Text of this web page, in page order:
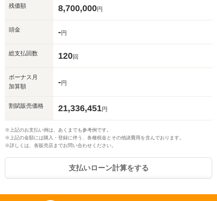
残価額 8,700,000円
頭金 -円
総支払回数 120回
ボーナス月
加算額
-円
割賦販売価格 21,336,451円
※上記のお支払い例は、あくまでも参考例です。
※上記の金額には購入・登録に伴う、各種税金とその他諸費用を含んでおります。
※詳しくは、各販売店までお問い合わせください。
支払いローン計算をする